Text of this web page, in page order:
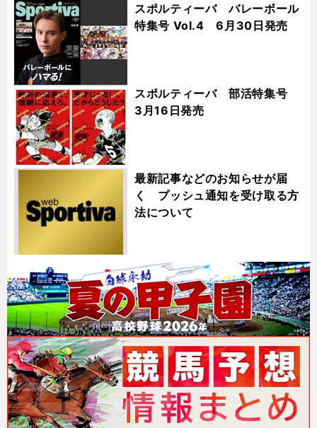
スポルティーバ バレーボール
特集号 Vol.4 6月30日発売
スポルティーバ 部活特集号
3月16日発売
最新記事などのお知らせが届
く プッシュ通知を受け取る方
法について